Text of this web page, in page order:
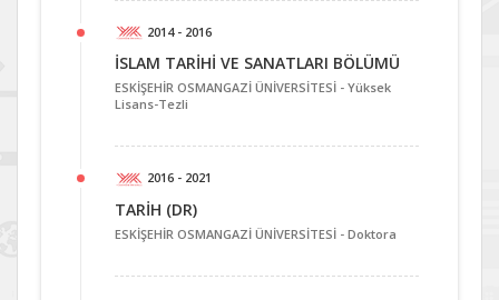
2014 - 2016
İSLAM TARİHİ VE SANATLARI BÖLÜMÜ
ESKİŞEHİR OSMANGAZİ ÜNİVERSİTESİ - Yüksek
Lisans-Tezli
2016 - 2021
TARİH (DR)
ESKİŞEHİR OSMANGAZİ ÜNİVERSİTESİ - Doktora